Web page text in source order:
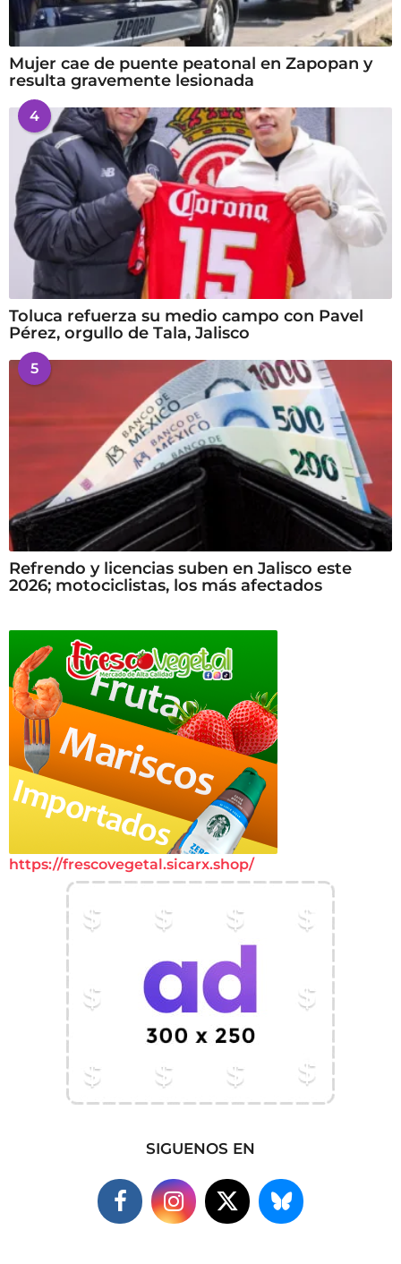
Mujer cae de puente peatonal en Zapopan y
resulta gravemente lesionada
4
Toluca refuerza su medio campo con Pavel
Pérez, orgullo de Tala, Jalisco
5
Refrendo y licencias suben en Jalisco este
2026; motociclistas, los más afectados
https://frescovegetal.sicarx.shop/
SIGUENOS EN